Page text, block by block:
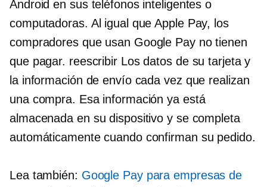
Android en sus teléfonos inteligentes o
computadoras. Al igual que Apple Pay, los
compradores que usan Google Pay no tienen
que pagar. reescribirLos datos de su tarjeta y
la información de envío cada vez que realizan
una compra. Esa información ya está
almacenada en su dispositivo y se completa
automáticamente cuando confirman su pedido.
Lea también: Google Pay para empresas de